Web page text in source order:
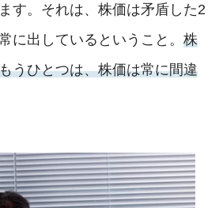
す。それは、株価は矛盾した2
に出しているということ。 株
うひとつは、株価は常に間違